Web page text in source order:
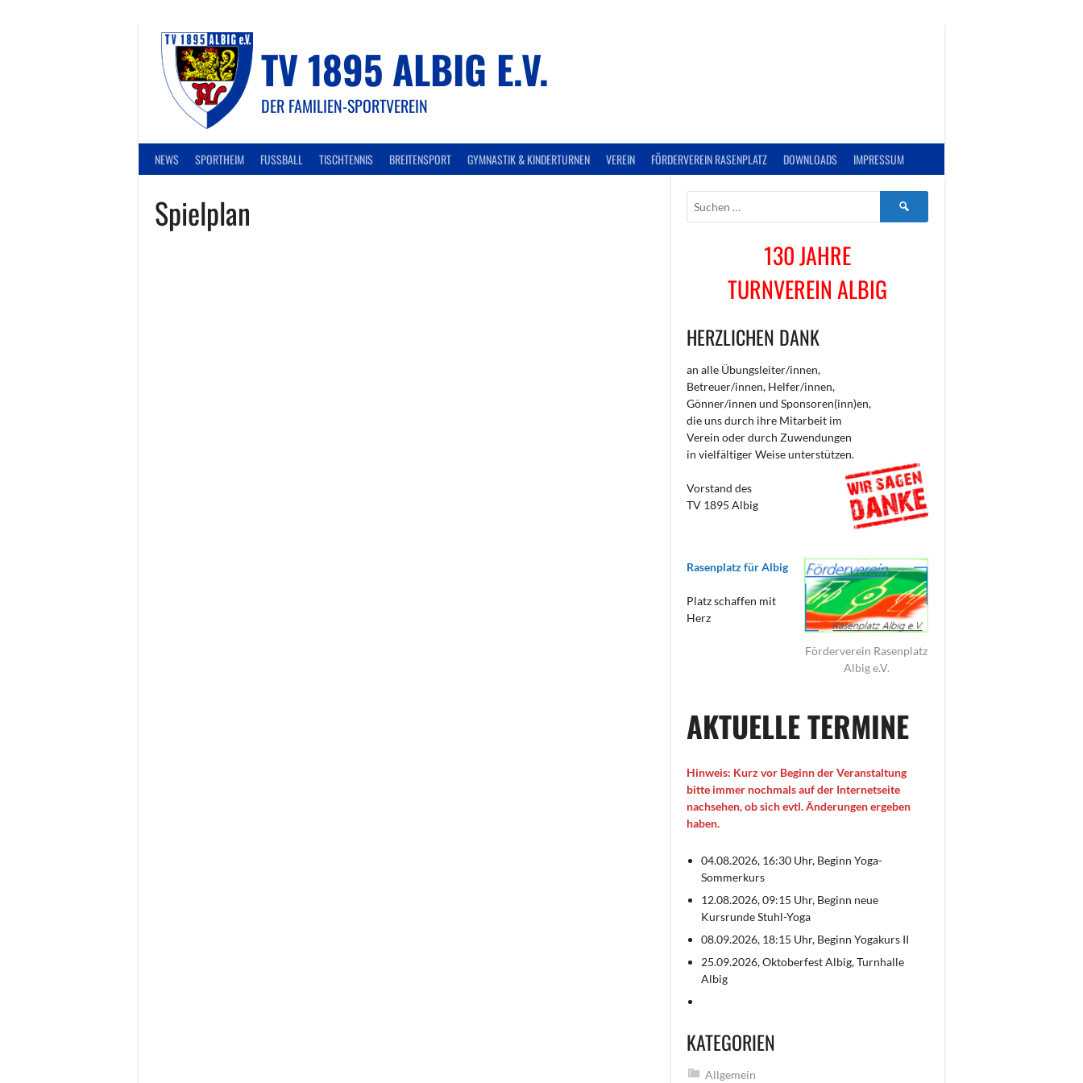
TV 1895 ALBIG E.V.
DER FAMILIEN-SPORTVEREIN
NEWS SPORTHEIM FUSSBALL TISCHTENNIS BREITENSPORT GYMNASTIK & KINDERTURNEN VEREIN FÖRDERVEREIN RASENPLATZ DOWNLOADS IMPRESSUM
Spielplan
Suchen
130 JAHRE
TURNVEREIN ALBIG
HERZLICHEN DANK
an alle Übungsleiter/innen,
Betreuer/innen, Helfer/innen,
Gönner/innen und Sponsoren(inn)en,
die uns durch ihre Mitarbeit im
Verein oder durch Zuwendungen
in vielfältiger Weise unterstützen.
Vorstand des
TV 1895 Albig
Förderverein Rasenplatz
Albig e.V.
Rasenplatz für Albig
Platz schaffen mit
Herz
AKTUELLE TERMINE
Hinweis: Kurz vor Beginn der Veranstaltung
bitte immer nochmals auf der Internetseite
nachsehen, ob sich evtl. Änderungen ergeben
haben.
04.08.2026, 16:30 Uhr, Beginn Yoga-
Sommerkurs
12.08.2026, 09:15 Uhr, Beginn neue
Kursrunde Stuhl-Yoga
08.09.2026, 18:15 Uhr, Beginn Yogakurs II
25.09.2026, Oktoberfest Albig, Turnhalle
Albig
KATEGORIEN
Allgemein